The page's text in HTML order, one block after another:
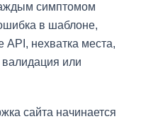
симптомом
в шаблоне,
нехватка места,
валидация или
сайта начинается